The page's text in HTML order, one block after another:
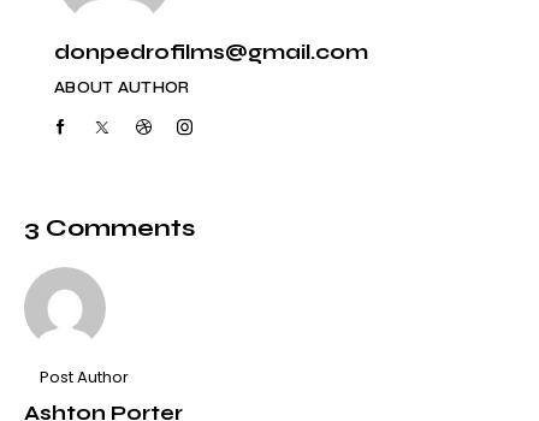
donpedrofilms@gmail.com
ABOUT AUTHOR
3 Comments
Post Author
Ashton Porter